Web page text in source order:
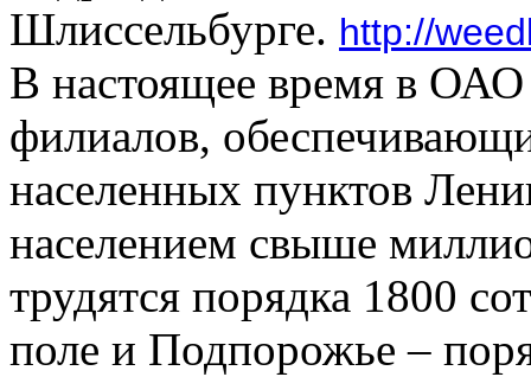
Шлиссельбурге. http://
В настоящее время в
филиалов,
населенных пунктов
населением свыше
трудятся порядка 1800
поле и Подпорожье –